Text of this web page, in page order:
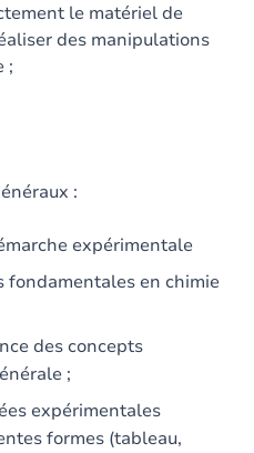
le matériel de
des manipulations
;
:
expérimentale
fondamentales en chimie
des concepts
;
expérimentales
formes (tableau,